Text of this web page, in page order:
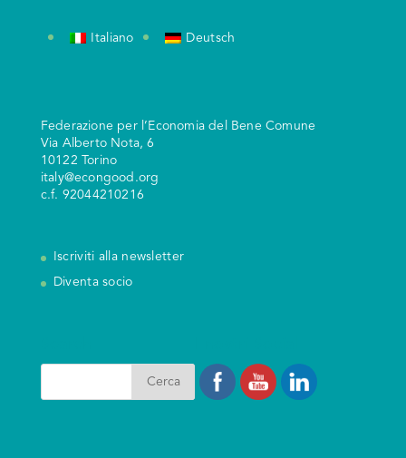
Italiano Deutsch
Federazione per l’Economia del Bene Comune
Via Alberto Nota, 6
10122 Torino
italy@econgood.org
c.f. 92044210216
Iscriviti alla newsletter
Diventa socio